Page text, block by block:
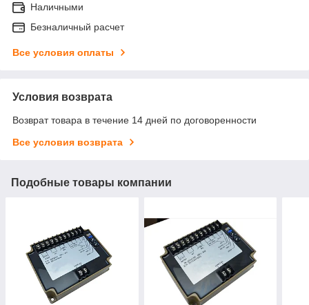
Наличными
Безналичный расчет
Все условия оплаты
Условия возврата
Возврат товара в течение 14 дней по договоренности
Все условия возврата
Подобные товары компании